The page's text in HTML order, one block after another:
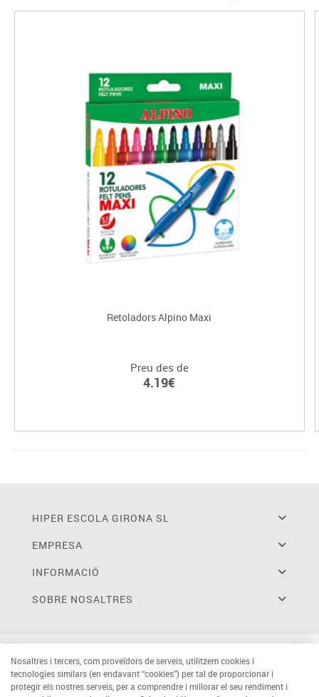
Retoladors Alpino Maxi
Preu des de
4.19€
HIPER ESCOLA GIRONA SL
EMPRESA
INFORMACIÓ
SOBRE NOSALTRES
Nosaltres i tercers, com proveïdors de serveis, utilitzem cookies i
tecnologies similars (en endavant “cookies”) per tal de proporcionar i
protegir els nostres serveis, per a comprendre i millorar el seu rendiment i